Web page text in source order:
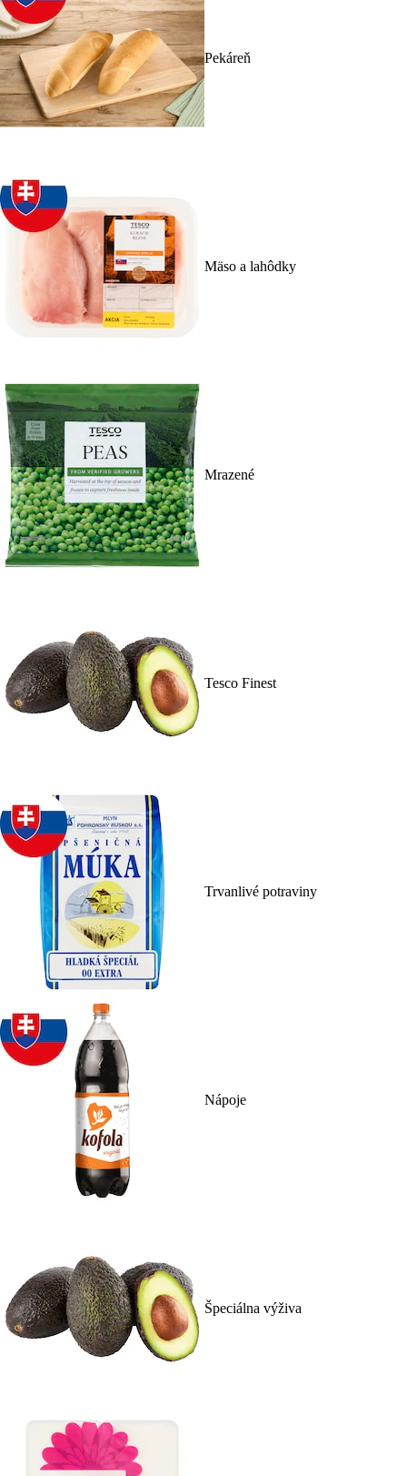
Pekáreň
Mäso a lahôdky
Mrazené
Tesco Finest
Trvanlivé potraviny
Nápoje
Špeciálna výživa